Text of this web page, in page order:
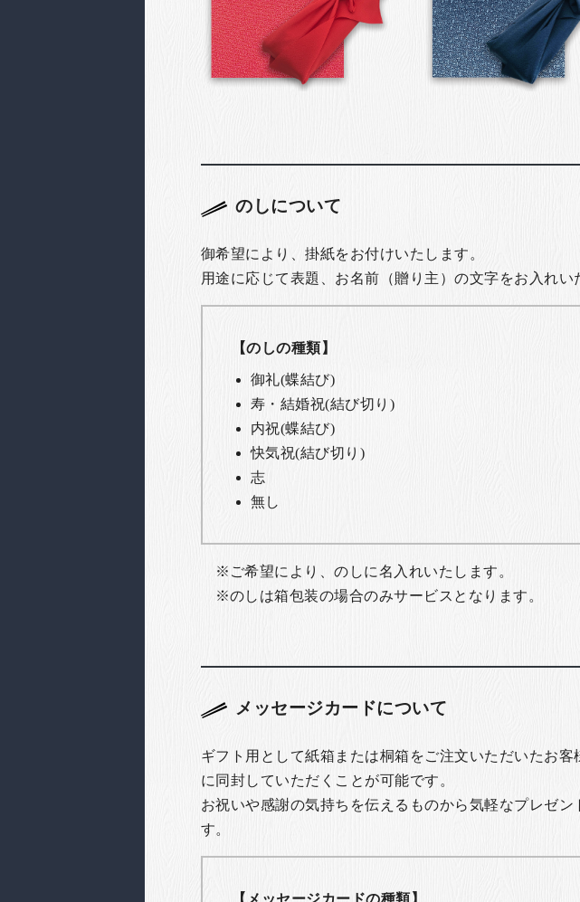
のしについて
御希望により、掛紙をお付けいたします。
用途に応じて表題、お名前（贈り主）の文字をお入れい
【のしの種類】
御礼(蝶結び)
寿・結婚祝(結び切り)
内祝(蝶結び)
快気祝(結び切り)
志
無し
ご希望により、のしに名入れいたします。
のしは箱包装の場合のみサービスとなります。
メッセージカードについて
ギフト用として紙箱または桐箱をご注文いただいたお
に同封していただくことが可能です。
お祝いや感謝の気持ちを伝えるものから気軽なプレゼ
す。
【メッセージカードの種類】